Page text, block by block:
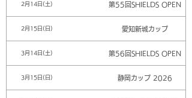
2月14日(土) 第55回SHIELDS OPEN
2月15日(日) 愛知新城カップ
3月14日(土) 第56回SHIELDS OPEN
3月15日(日) 静岡カップ 2026